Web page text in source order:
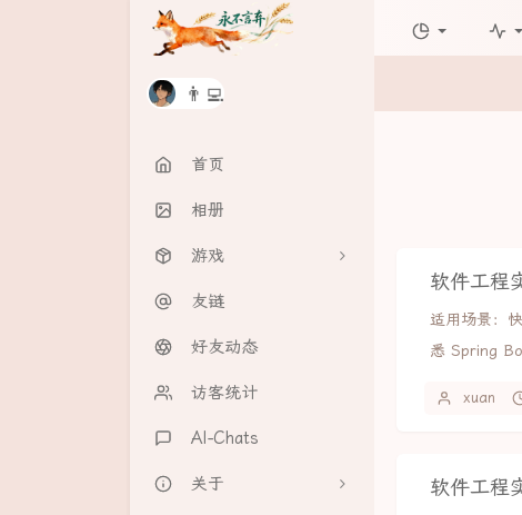
👨‍💻
首页
相册
游戏
飞机大战
趣味游戏
在线白板
井字棋
问答游戏
友链
好友动态
访客统计
AI-Chats
关于
软件工程
适用场景：
悉 Spring
xuan
软件工程